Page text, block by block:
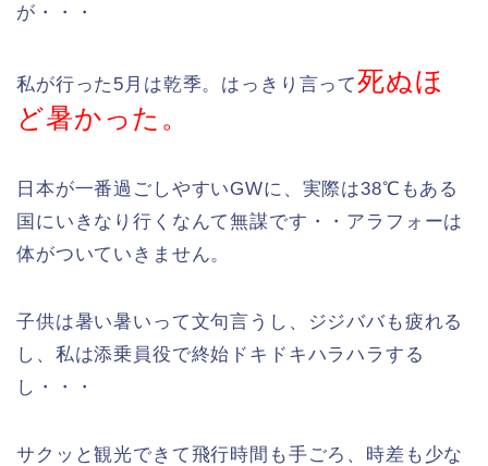
が・・・
私が行った5月は乾季。はっきり言って死ぬほ
ど暑かった。
日本が一番過ごしやすいGWに、実際は38℃もある
国にいきなり行くなんて無謀です・・アラフォーは
体がついていきません。
子供は暑い暑いって文句言うし、ジジババも疲れる
し、私は添乗員役で終始ドキドキハラハラする
し・・・
サクッと観光できて飛行時間も手ごろ、時差も少な